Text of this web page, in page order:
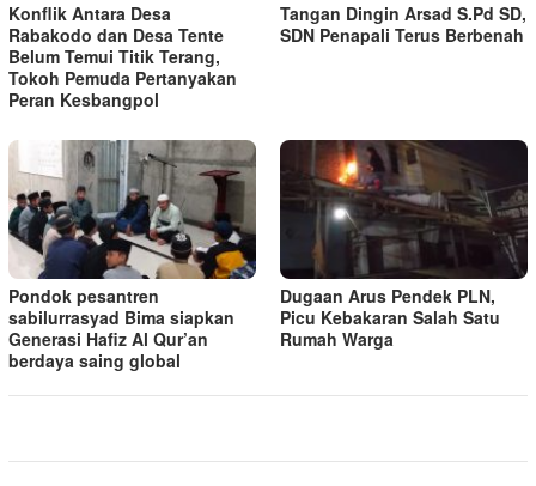
Konflik Antara Desa
Rabakodo dan Desa Tente
Belum Temui Titik Terang,
Tokoh Pemuda Pertanyakan
Peran Kesbangpol
Tangan Dingin Arsad S.Pd SD,
SDN Penapali Terus Berbenah
Pondok pesantren
sabilurrasyad Bima siapkan
Generasi Hafiz Al Qur’an
berdaya saing global
Dugaan Arus Pendek PLN,
Picu Kebakaran Salah Satu
Rumah Warga